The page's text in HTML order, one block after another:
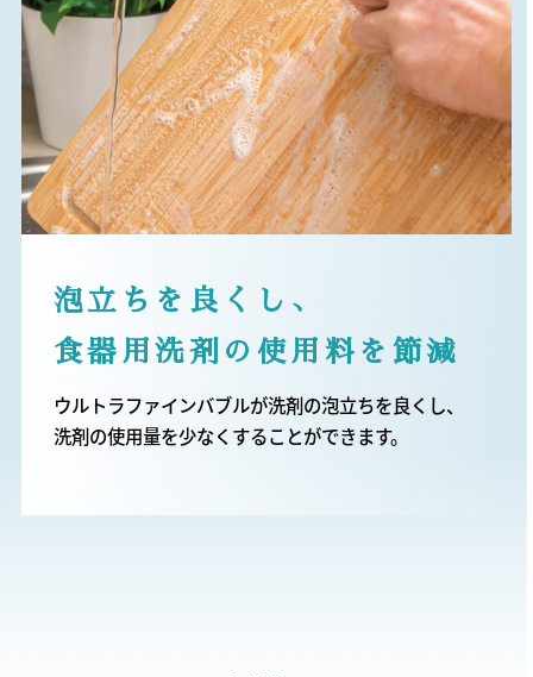
泡立ちを良くし、
食器用洗剤の使用料を節減
ウルトラファインバブルが洗剤の泡立ちを良くし、
洗剤の使用量を少なくすることができます。